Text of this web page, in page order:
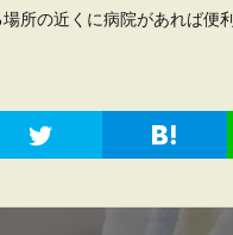
所の近くに病院があれば便